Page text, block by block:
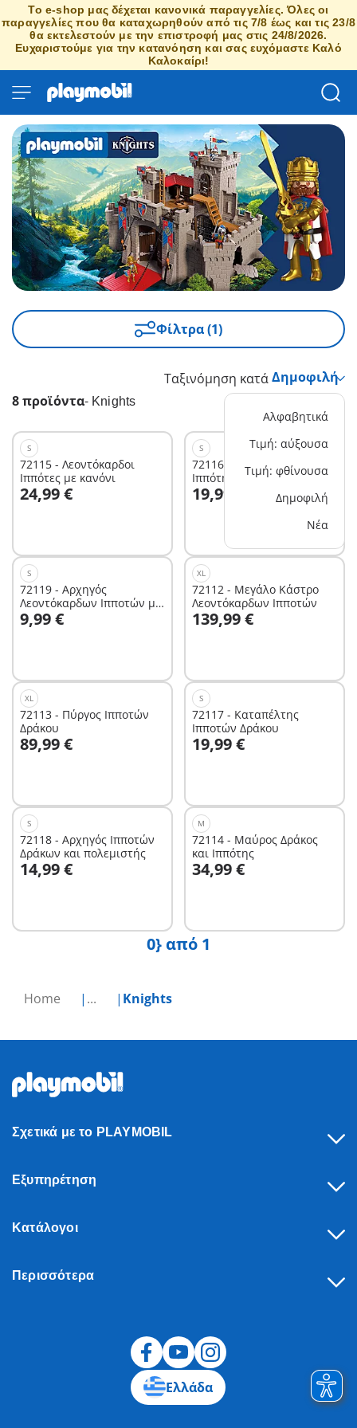
Το e-shop μας δέχεται κανονικά παραγγελίες. Όλες οι
παραγγελίες που θα καταχωρηθούν από τις 7/8 έως και τις 23/8
θα εκτελεστούν με την επιστροφή μας στις 24/8/2026.
Ευχαριστούμε για την κατανόηση και σας ευχόμαστε Καλό
Καλοκαίρι!
Home ... Knights
Φίλτρα (1)
8 προϊόντα- Knights
Ταξινόμηση κατά
Αλφαβητικά
Τιμή: αύξουσα
Τιμή: φθίνουσα
Δημοφιλή
Νέα
S
72115 - Λεοντόκαρδοι
Ιππότες με κανόνι
24,99 €
Στο καλάθι
S
72116 - Λεοντόκαρδος
Ιππότης και Τρολ με
θησαυρό
19,99 €
Στο καλάθι
S
72119 - Αρχηγός
Λεοντόκαρδων Ιπποτών με
άλογο
9,99 €
Στο καλάθι
XL
72112 - Μεγάλο Κάστρο
Λεοντόκαρδων Ιπποτών
139,99 €
Στο καλάθι
XL
72113 - Πύργος Ιπποτών
Δράκου
89,99 €
Στο καλάθι
S
72117 - Καταπέλτης
Ιπποτών Δράκου
19,99 €
Στο καλάθι
S
72118 - Αρχηγός Ιπποτών
Δράκων και πολεμιστής
14,99 €
Στο καλάθι
M
72114 - Μαύρος Δράκος
και Ιππότης
34,99 €
Στο καλάθι
0} από 1
Σχετικά με το PLAYMOBIL
Εξυπηρέτηση
Κατάλογοι
Περισσότερα
Ελλάδα